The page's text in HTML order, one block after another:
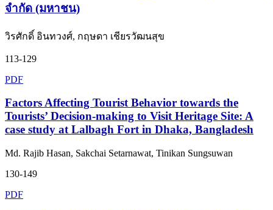
จำกัด (มหาชน)
วิรศักดิ์ อินทวงศ์, กฤษดา เชียรวัฒนสุข
113-129
PDF
Factors Affecting Tourist Behavior towards the
Tourists’ Decision-making to Visit Heritage Site: A
case study at Lalbagh Fort in Dhaka, Bangladesh
Md. Rajib Hasan, Sakchai Setarnawat, Tinikan Sungsuwan
130-149
PDF